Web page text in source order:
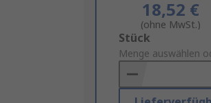
18,52 €
(ohne MwSt.)
Add
to
Basket
Stück
Menge auswählen